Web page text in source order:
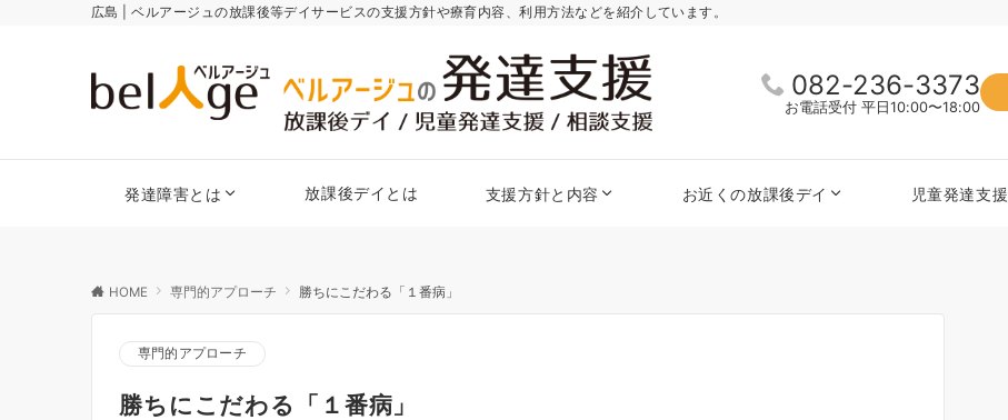
広島 | ベルアージュの放課後等デイサービスの支援方針や療育内容、利用方法などを紹介しています。
082-236-3373
お電話受付 平日10:00〜18:00
発達障害とは 放課後デイとは 支援方針と内容 お近くの放課後デイ 児童発達支援
HOME 専門的アプローチ 勝ちにこだわる「１番病」
専門的アプローチ
勝ちにこだわる「１番病」